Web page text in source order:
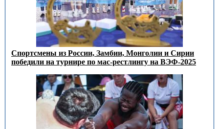
Спортсмены из России, Замбии, Монголии и Сирии
победили на турнире по мас-рестлингу на ВЭФ-2025